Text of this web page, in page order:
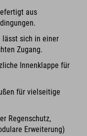
aus
lässt sich in einer
Zugang.
Innenklappe für
für vielseitige
Regenschutz,
Erweiterung)